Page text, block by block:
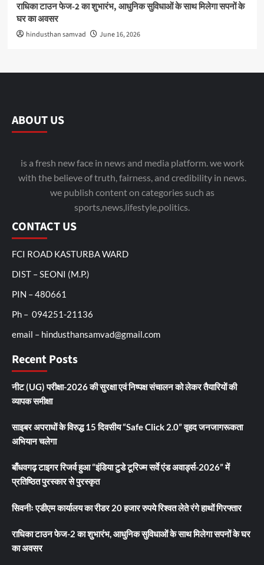
राधिका टाउन फेज-2 का शुभारंभ, आधुनिक सुविधाओं के साथ मिलेगा सपनों के
घर का अवसर
hindusthan samvad June 16, 2026
ABOUT US
is a fresh new face in news and media platform. we work
with the believe of truth, fairness, and credibility in news.
we publish content on categories such as
sports,news,lifestyle,politics.
CONTACT US
FCI ROAD KASTURBA WARD
DIST – SEONI (M.P.)
PIN – 480661
Ph – 094251-21136
email – hindusthansamvad@gmail.com
Recent Posts
नीट (UG) परीक्षा-2026 की सुरक्षा एवं निष्पक्ष संचालन को लेकर तैयारियों की
व्यापक समीक्षा
साइबर अपराधों के विरुद्ध 15 दिवसीय “Safe Click 2.0” वृहद जनजागरूकता
अभियान चलेगा
बाँधवगढ़ टाइगर रिजर्व हुआ “इंडिया टुडे टूरिज्म सर्वे एंड अवार्ड्स-2026” में
प्रतिष्ठित पुरस्कार से पुरस्कृत
सिवनीः एडीएम कार्यालय का रीडर 20 हजार रुपये रिश्वत लेते रंगे हाथों गिरफ्तार
राधिका टाउन फेज-2 का शुभारंभ, आधुनिक सुविधाओं के साथ मिलेगा सपनों के घर
का अवसर